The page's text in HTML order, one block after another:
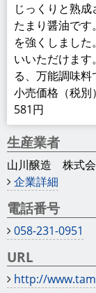
じっくりと熟
たまり醤油で
を強くしまし
いいただけます
る、万能調味料
小売価格（税別）
581円
生産業者
山川醸造 株式
企業詳細
電話番号
058-231-0951
URL
http://